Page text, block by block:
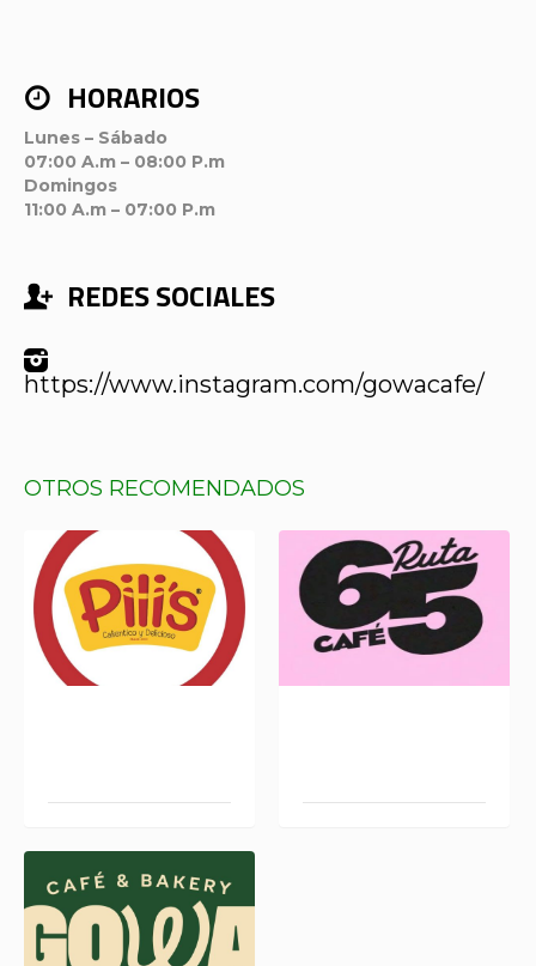
HORARIOS
Lunes – Sábado
07:00 A.m – 08:00 P.m
Domingos
11:00 A.m – 07:00 P.m
REDES SOCIALES
https://www.instagram.com/gowacafe/
OTROS RECOMENDADOS